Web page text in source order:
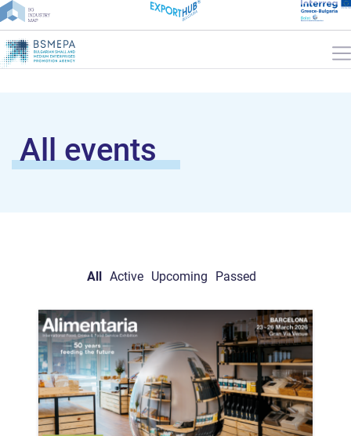
All events
All Active Upcoming Passed